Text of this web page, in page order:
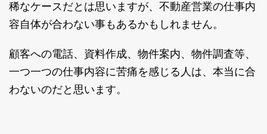
稀なケースだとは思いますが、不動産営業の仕事内
容自体が合わない事もあるかもしれません。
顧客への電話、資料作成、物件案内、物件調査等、
一つ一つの仕事内容に苦痛を感じる人は、本当に合
わないのだと思います。